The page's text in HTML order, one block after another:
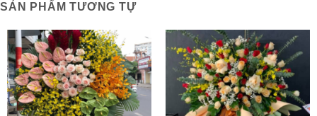
SẢN PHẨM TƯƠNG TỰ